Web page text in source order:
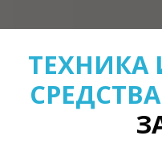
СРЕДСТВА